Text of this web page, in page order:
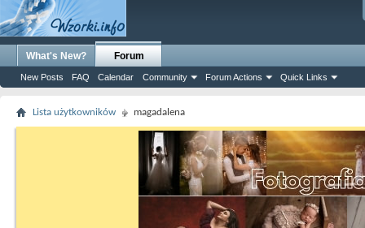
What's New? Forum
New Posts FAQ Calendar Community Forum Actions Quick Links
Lista użytkowników magadalena